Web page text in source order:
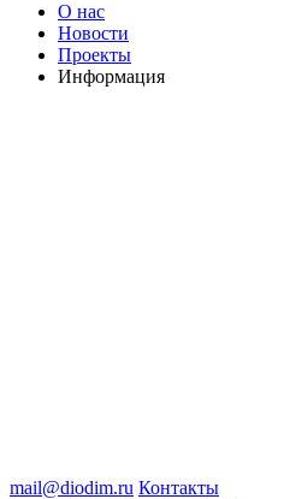
О нас
Новости
Проекты
Информация
mail@diodim.ru Контакты